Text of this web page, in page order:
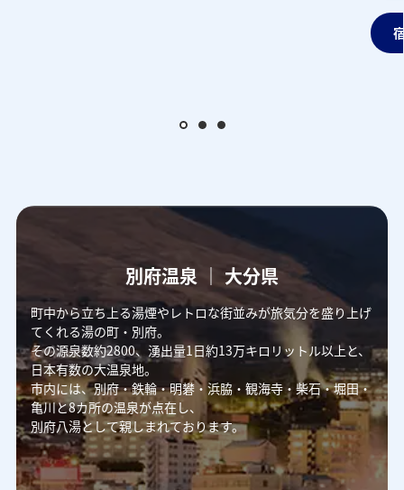
別府温泉 ｜ 大分県
町中から立ち上る湯煙やレトロな街並みが旅気分を盛り上げ
てくれる湯の町・別府。
その源泉数約2800、湧出量1日約13万キロリットル以上と、
日本有数の大温泉地。
市内には、別府・鉄輪・明礬・浜脇・観海寺・柴石・堀田・
亀川と8カ所の温泉が点在し、
別府八湯として親しまれております。